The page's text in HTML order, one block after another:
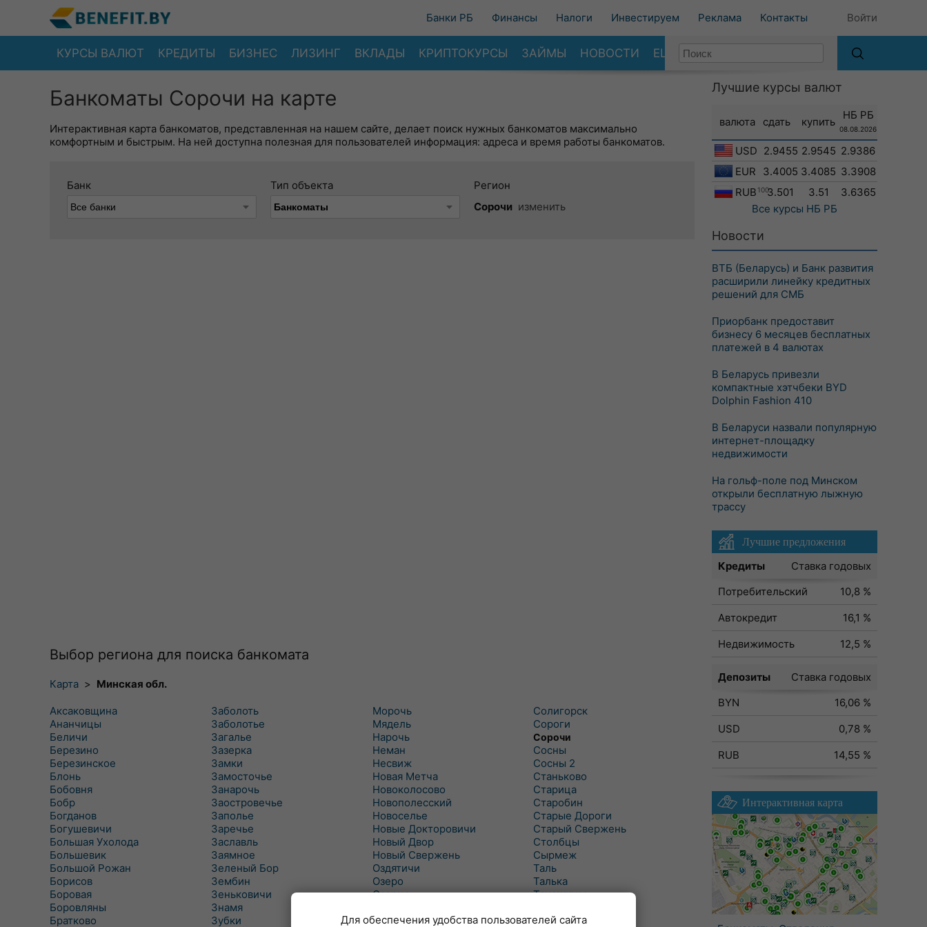
Банки РБ Финансы Налоги Инвестируем Реклама Контакты Войти
КУРСЫ ВАЛЮТ КРЕДИТЫ БИЗНЕС ЛИЗИНГ ВКЛАДЫ КРИПТОКУРСЫ ЗАЙМЫ НОВОСТИ ЕЩЕ
Банкоматы Сорочи на карте
Интерактивная карта банкоматов, представленная на нашем сайте, делает поиск нужных банкоматов максимально
комфортным и быстрым. На ней доступна полезная для пользователей информация: адреса и время работы банкоматов.
Банк Тип объекта
Регион
Сорочи изменить
Выбор региона для поиска банкомата
Карта > Минская обл.
Аксаковщина
Ананчицы
Беличи
Березино
Березинское
Блонь
Бобовня
Бобр
Богданов
Богушевичи
Большая Ухолода
Большевик
Большой Рожан
Борисов
Боровая
Боровляны
Братково
Заболоть
Заболотье
Загалье
Зазерка
Замки
Замосточье
Занарочь
Заостровечье
Заполье
Заречье
Заславль
Заямное
Зеленый Бор
Зембин
Зеньковичи
Знамя
Зубки
Морочь
Мядель
Нарочь
Неман
Несвиж
Новая Метча
Новоколосово
Новополесский
Новоселье
Новые Докторовичи
Новый Двор
Новый Свержень
Оздятичи
Озеро
Озерцо
Октябрь
Солигорск
Сороги
Сорочи
Сосны
Сосны 2
Станьково
Старица
Старобин
Старые Дороги
Старый Свержень
Столбцы
Сырмеж
Таль
Талька
Танежицы
Турец-Бояры
Лучшие курсы валют
валюта сдать купить
НБ РБ
08.08.2026
USD 2.9455 2.9545 2.9386
EUR
3.4005 3.4085 3.3908
RUB 1003.501 3.51
3.6365
Все курсы НБ РБ
Новости
ВТБ (Беларусь) и Банк развития
расширили линейку кредитных
решений для СМБ
Приорбанк предоставит
бизнесу 6 месяцев бесплатных
платежей в 4 валютах
В Беларусь привезли
компактные хэтчбеки BYD
Dolphin Fashion 410
В Беларуси назвали популярную
интернет-площадку
недвижимости
На гольф-поле под Минском
открыли бесплатную лыжную
трассу
Лучшие предложения
Кредиты
Ставка годовых
Потребительский
10,8 %
Автокредит
16,1 %
Недвижимость
12,5 %
Депозиты
Ставка годовых
BYN
16,06 %
USD
0,78 %
RUB
14,55 %
Интерактивная карта
Для обеспечения удобства пользователей сайта